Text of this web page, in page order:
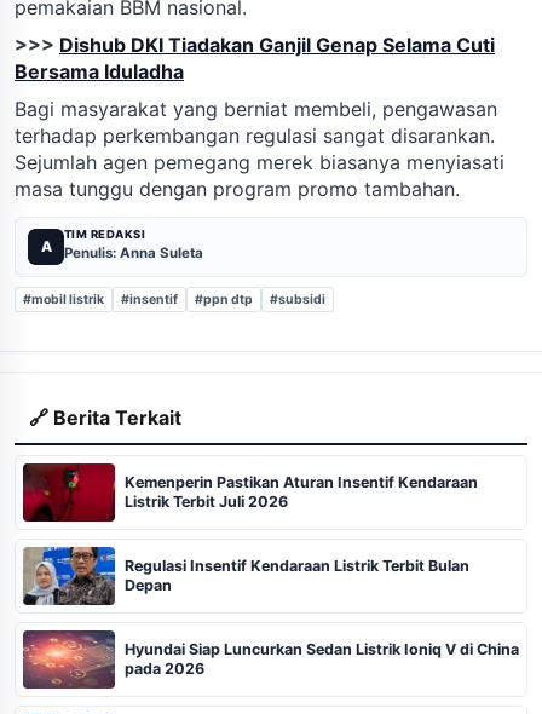
pemakaian BBM nasional.
>>> Dishub DKI Tiadakan Ganjil Genap Selama Cuti
Bersama Iduladha
Bagi masyarakat yang berniat membeli, pengawasan
terhadap perkembangan regulasi sangat disarankan.
Sejumlah agen pemegang merek biasanya menyiasati
masa tunggu dengan program promo tambahan.
A
TIM REDAKSI
Penulis: Anna Suleta
#mobil listrik #insentif #ppn dtp #subsidi
🔗 Berita Terkait
Kemenperin Pastikan Aturan Insentif Kendaraan
Listrik Terbit Juli 2026
Regulasi Insentif Kendaraan Listrik Terbit Bulan
Depan
Hyundai Siap Luncurkan Sedan Listrik Ioniq V di China
pada 2026